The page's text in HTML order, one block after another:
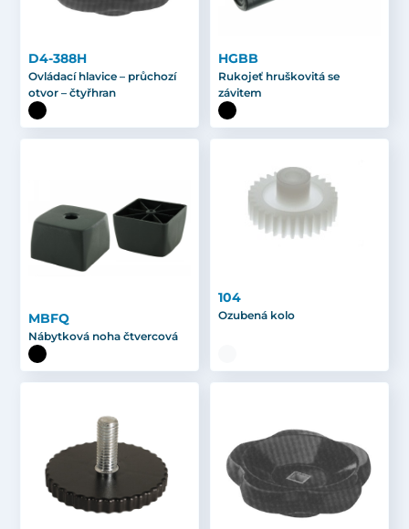
D4-388H
Ovládací hlavice – průchozí
otvor – čtyřhran
HGBB
Rukojeť hruškovitá se
závitem
MBFQ
Nábytková noha čtvercová
104
Ozubená kolo